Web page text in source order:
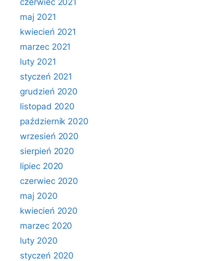
czerwiec 2021
maj 2021
kwiecień 2021
marzec 2021
luty 2021
styczeń 2021
grudzień 2020
listopad 2020
październik 2020
wrzesień 2020
sierpień 2020
lipiec 2020
czerwiec 2020
maj 2020
kwiecień 2020
marzec 2020
luty 2020
styczeń 2020